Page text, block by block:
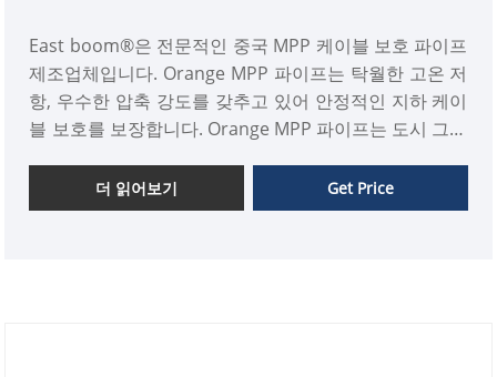
East boom®은 전문적인 중국 MPP 케이블 보호 파이프
제조업체입니다. Orange MPP 파이프는 탁월한 고온 저
항, 우수한 압축 강도를 갖추고 있어 안정적인 지하 케이
블 보호를 보장합니다. Orange MPP 파이프는 도시 그리
에 이상적입니다.
더 읽어보기 Get Price